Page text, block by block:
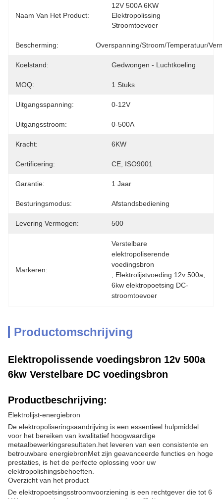
Naam Van Het Product:
12V 500A 6KW
Elektropolissing
Stroomtoevoer
Bescherming: Overspanning/stroom/temperatuur/
Koelstand: Gedwongen - Luchtkoeling
MOQ: 1 Stuks
Uitgangsspanning: 0-12V
Uitgangsstroom: 0-500A
Kracht: 6KW
Certificering: CE, ISO9001
Garantie: 1 Jaar
Besturingsmodus: Afstandsbediening
Levering Vermogen: 500
Markeren:
Verstelbare
elektropoliserende
voedingsbron
Elektrolijstvoeding 12v 500a
6kw elektropoetsing DC-
stroomtoevoer
Productomschrijving
Elektropolissende voedingsbron 12v 500a
6kw Verstelbare DC voedingsbron
Productbeschrijving:
Elektrolijst-energiebron
De elektropoliseringsaandrijving is een essentieel hulpmiddel
voor het bereiken van kwalitatief hoogwaardige
metaalbewerkingsresultaten.het leveren van een consistente en
betrouwbare energiebronMet zijn geavanceerde functies en hoge
prestaties, is het de perfecte oplossing voor uw
elektropolishingsbehoeften.
Overzicht van het product
De elektropoetsingsstroomvoorziening is een rechtgever die tot 6